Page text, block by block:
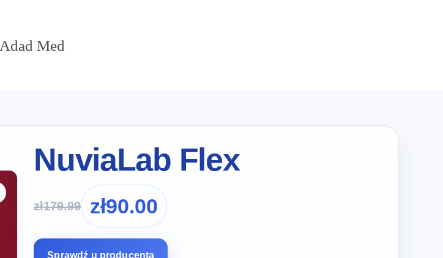
Adad Med
NuviaLab Flex
zł179.99 zł90.00
Sprawdź u producenta